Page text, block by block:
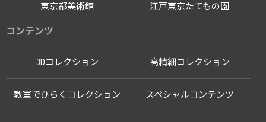
江戸東京たてもの園
東京都美術館
コンテンツ
3Dコレクション 高精細コレクション
教室でひらくコレクション スペシャルコンテンツ